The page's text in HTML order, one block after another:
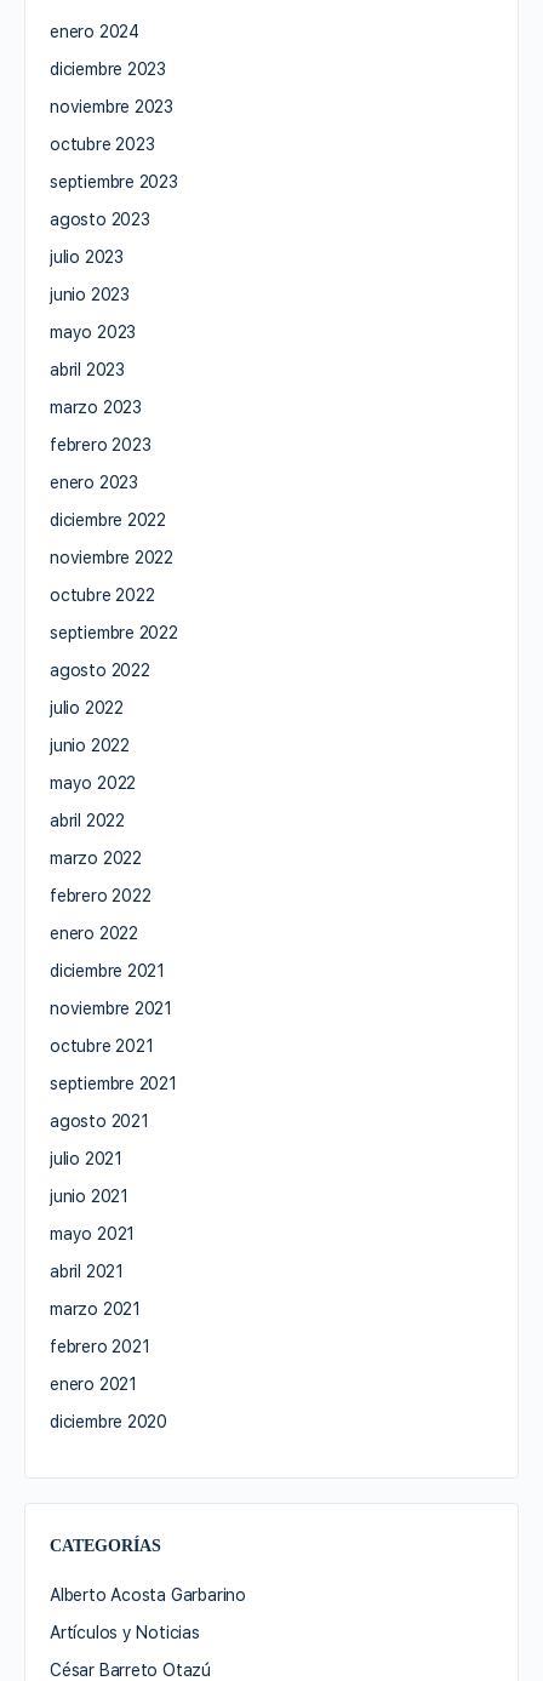
enero 2024
diciembre 2023
noviembre 2023
octubre 2023
septiembre 2023
agosto 2023
julio 2023
junio 2023
mayo 2023
abril 2023
marzo 2023
febrero 2023
enero 2023
diciembre 2022
noviembre 2022
octubre 2022
septiembre 2022
agosto 2022
julio 2022
junio 2022
mayo 2022
abril 2022
marzo 2022
febrero 2022
enero 2022
diciembre 2021
noviembre 2021
octubre 2021
septiembre 2021
agosto 2021
julio 2021
junio 2021
mayo 2021
abril 2021
marzo 2021
febrero 2021
enero 2021
diciembre 2020
CATEGORÍAS
Alberto Acosta Garbarino
Artículos y Noticias
César Barreto Otazú